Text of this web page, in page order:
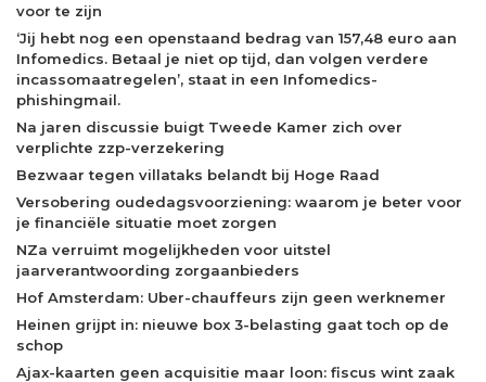
voor te zijn
‘Jij hebt nog een openstaand bedrag van 157,48 euro aan
Infomedics. Betaal je niet op tijd, dan volgen verdere
incassomaatregelen’, staat in een Infomedics-
phishingmail.
Na jaren discussie buigt Tweede Kamer zich over
verplichte zzp-verzekering
Bezwaar tegen villataks belandt bij Hoge Raad
Versobering oudedagsvoorziening: waarom je beter voor
je financiële situatie moet zorgen
NZa verruimt mogelijkheden voor uitstel
jaarverantwoording zorgaanbieders
Hof Amsterdam: Uber-chauffeurs zijn geen werknemer
Heinen grijpt in: nieuwe box 3-belasting gaat toch op de
schop
Ajax-kaarten geen acquisitie maar loon: fiscus wint zaak